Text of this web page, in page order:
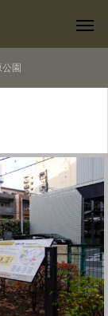
園